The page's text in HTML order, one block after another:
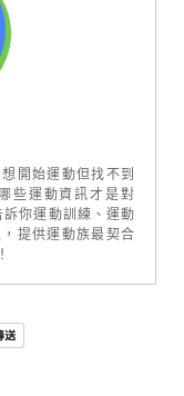
開始運動但找不到
些運動資訊才是對
你運動訓練、運動
提供運動族最契合